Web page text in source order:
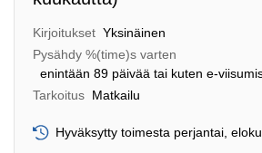
Kirjoitukset Yksinäinen
Pysähdy %(time)s varten
enintään 89 päivää tai kuten e-
Tarkoitus Matkailu
Hyväksytty toimesta perjantai,